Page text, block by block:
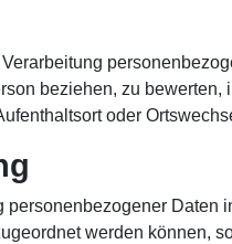
beziehen, zu
oder
personenbezogener
werden können,